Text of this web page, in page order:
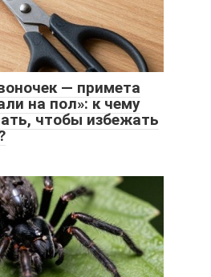
— примета
на пол»: к чему
чтобы избежать